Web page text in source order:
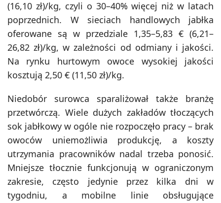
(16,10 zł)/kg, czyli o 30–40% więcej niż w latach
poprzednich. W sieciach handlowych jabłka
oferowane są w przedziale 1,35–5,83 € (6,21–
26,82 zł)/kg, w zależności od odmiany i jakości.
Na rynku hurtowym owoce wysokiej jakości
kosztują 2,50 € (11,50 zł)/kg.
Niedobór surowca sparaliżował także branżę
przetwórczą. Wiele dużych zakładów tłoczących
sok jabłkowy w ogóle nie rozpoczęło pracy – brak
owoców uniemożliwia produkcję, a koszty
utrzymania pracowników nadal trzeba ponosić.
Mniejsze tłocznie funkcjonują w ograniczonym
zakresie, często jedynie przez kilka dni w
tygodniu, a mobilne linie obsługujące